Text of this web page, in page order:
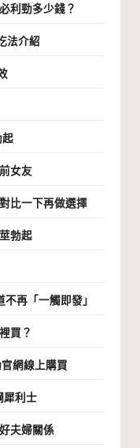
利勁多少錢？
法介紹
起
女友
比一下再做選擇
勃起
再「一觸即發」
買？
網線上購買
犀利士
夫婦關係